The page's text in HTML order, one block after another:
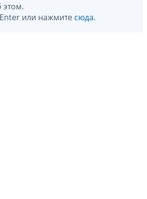
этом.
или нажмите сюда.